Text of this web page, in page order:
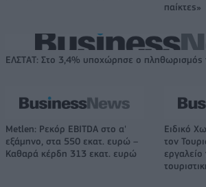
παίκτες»
ΕΛΣΤΑΤ: Στο 3,4% υποχώρησε ο πληθωρισμός
Metlen: Ρεκόρ EBITDA στο α'
εξάμηνο, στα 550 εκατ. ευρώ –
Καθαρά κέρδη 313 εκατ. ευρώ
Ειδικό
τον
εργαλείο